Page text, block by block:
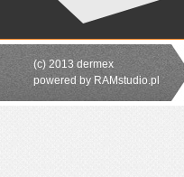
(c) 2013 dermex
powered by RAMstudio.pl